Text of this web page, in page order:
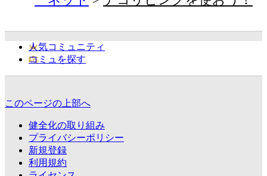
人気コミュニティ
コミュを探す
このページの上部へ
健全化の取り組み
プライバシーポリシー
新規登録
利用規約